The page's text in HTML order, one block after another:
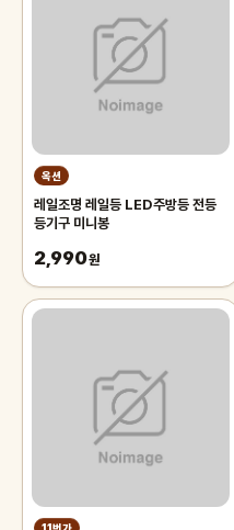
옥션
레일조명 레일등 LED주방등 전등
등기구 미니봉
2,990원